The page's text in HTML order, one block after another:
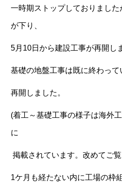
一時期ストップしておりまし
が下り、
5月10日から建設工事が再開し
基礎の地盤工事は既に終わっ
再開しました。
(着工～基礎工事の様子は海外
に
掲載されています。改めてご
1ケ月も経たない内に工場の枠